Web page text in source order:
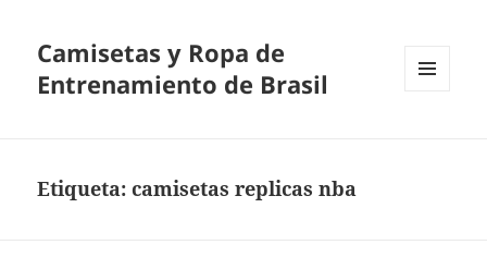
Camisetas y Ropa de
Entrenamiento de Brasil
Etiqueta:camisetas replicas nba